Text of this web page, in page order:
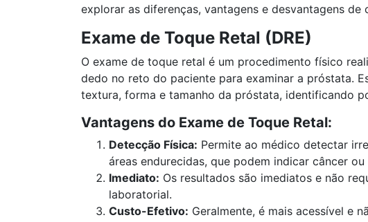
explorar as diferenças, vantagens e desvantagens de
Exame de Toque Retal (DRE)
O exame de toque retal é um procedimento físico
dedo no reto do paciente para examinar a próstata.
textura, forma e tamanho da próstata, identificando
Vantagens do Exame de Toque Retal:
Detecção Física: Permite ao médico detectar
áreas endurecidas, que podem indicar câncer
Imediato: Os resultados são imediatos e não
laboratorial.
Custo-Efetivo: Geralmente, é mais acessível e